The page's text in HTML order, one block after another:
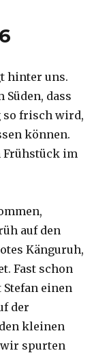
hinter uns.
dass
so frisch wird,
können.
Frühstück im
auf den
Känguruh,
Fast schon
Stefan einen
der
kleinen
spurten